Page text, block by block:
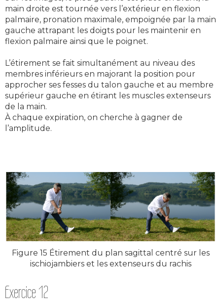
main droite est tournée vers l’extérieur en flexion
palmaire, pronation maximale, empoignée par la main
gauche attrapant les doigts pour les maintenir en
flexion palmaire ainsi que le poignet.
L’étirement se fait simultanément au niveau des
membres inférieurs en majorant la position pour
approcher ses fesses du talon gauche et au membre
supérieur gauche en étirant les muscles extenseurs
de la main.
À chaque expiration, on cherche à gagner de
l’amplitude.
Figure 15 Étirement du plan sagittal centré sur les
ischiojambiers et les extenseurs du rachis
Exercice 12